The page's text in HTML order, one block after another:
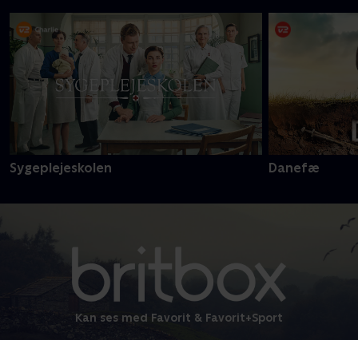
Sygeplejeskolen Danefæ
Kan ses med Favorit & Favorit+Sport